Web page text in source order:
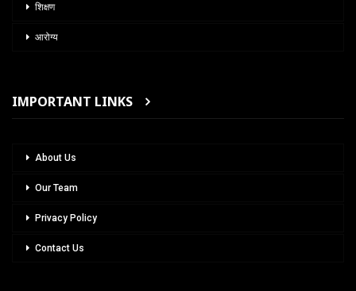
शिक्षण
आरोग्य
IMPORTANT LINKS
About Us
Our Team
Privacy Policy
Contact Us